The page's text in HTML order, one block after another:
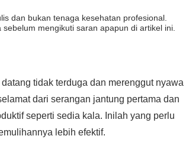
dan bukan tenaga kesehatan profesional.
mengikuti saran apapun di artikel ini.
tidak terduga dan merenggut nyawa
dari serangan jantung pertama dan
seperti sedia kala. Inilah yang perlu
lebih efektif.